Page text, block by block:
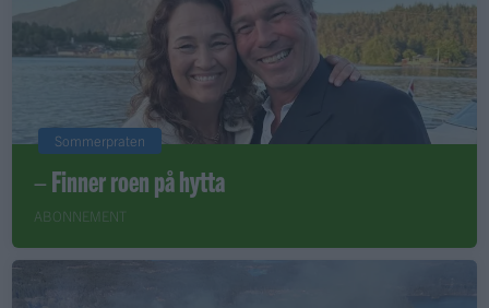
Sommerpraten
– Finner roen på hytta
ABONNEMENT